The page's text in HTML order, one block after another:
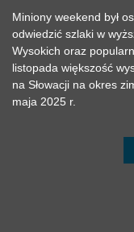
Miniony weekend był
odwiedzić szlaki w
Wysokich oraz
listopada większość
na Słowacji na okres
maja 2025 r.